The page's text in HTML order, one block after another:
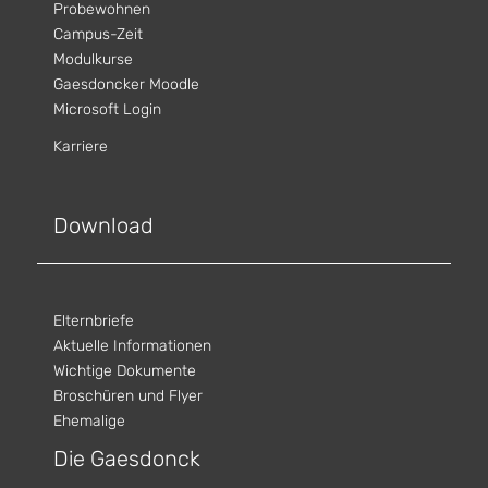
Probewohnen
Campus-Zeit
Modulkurse
Gaesdoncker Moodle
Microsoft Login
Karriere
Download
Elternbriefe
Aktuelle Informationen
Wichtige Dokumente
Broschüren und Flyer
Ehemalige
Die Gaesdonck